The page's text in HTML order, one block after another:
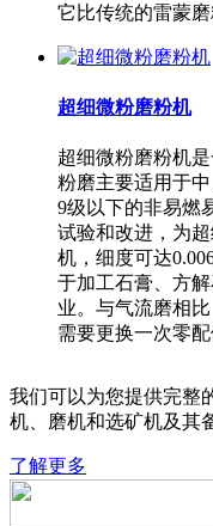
它比传统的雷蒙磨
超细微粉磨粉机
超细微粉磨粉机
粉磨主要适用于
9级以下的非易燃
试验和改进，为
机，细度可达
于加工石膏、方
业。与气流磨相
需要更换一次零
我们可以为您提供完整
机、磨机和选矿机及其
了解更多